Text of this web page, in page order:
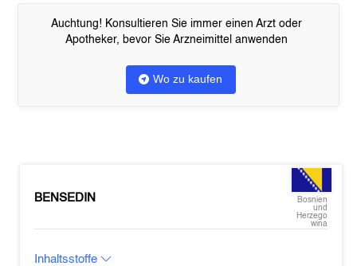
Auchtung! Konsultieren Sie immer einen Arzt oder
Apotheker, bevor Sie Arzneimittel anwenden
Wo zu kaufen
BENSEDIN
Bosnien
und
Herzego
wina
Inhaltsstoffe